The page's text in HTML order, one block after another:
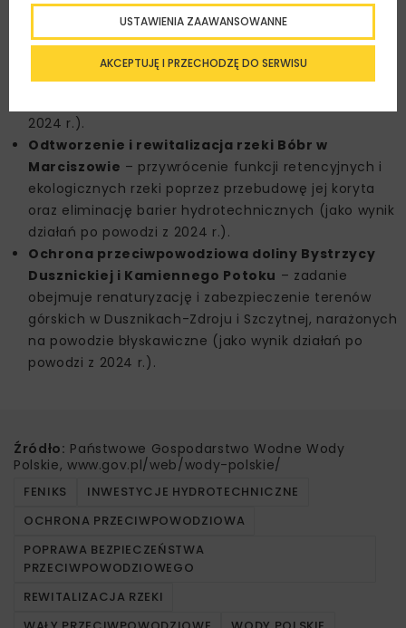
bezpośrednie skutki wezbrań Wisły.
Przebudowa obwałowań cieku Iłownica w
Czechowicach-Dziedzicach– inwestycja kluczowa
dla zabezpieczenia lokalnych terenów mieszkalnych i
2024 r.).
Odtworzenie i rewitalizacja rzeki Bóbr w
Marciszowie – przywrócenie funkcji retencyjnych i
ekologicznych rzeki poprzez przebudowę jej koryta
oraz eliminację barier hydrotechnicznych (jako wynik
działań po powodzi z 2024 r.).
Ochrona przeciwpowodziowa doliny Bystrzycy
Dusznickiej i Kamiennego Potoku – zadanie
obejmuje renaturyzację i zabezpieczenie terenów
górskich w Dusznikach-Zdroju i Szczytnej, narażonych
na powodzie błyskawiczne (jako wynik działań po
powodzi z 2024 r.).
Źródło: Państwowe Gospodarstwo Wodne Wody
Polskie, www.gov.pl/web/wody-polskie/
FENIKS
INWESTYCJE HYDROTECHNICZNE
OCHRONA PRZECIWPOWODZIOWA
POPRAWA BEZPIECZEŃSTWA
PRZECIWPOWODZIOWEGO
REWITALIZACJA RZEKI
AKCEPTUJĘ I PRZECHODZĘ DO SERWISU
USTAWIENIA ZAAWANSOWANNE